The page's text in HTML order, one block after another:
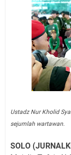
Ustadz Nur Kholid
sejumlah wartawan.
SOLO